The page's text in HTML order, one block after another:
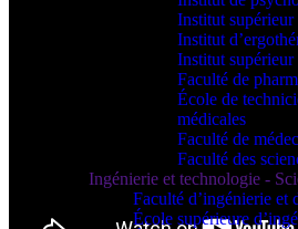
Institut supérieur
Institut
Institut
Faculté de
École de
médicales
Faculté de
Faculté des
Ingénierie et technologie -
Faculté d’ingénierie et
École supérieure